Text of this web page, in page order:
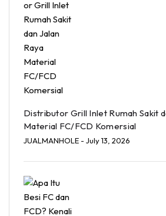
Distributor Grill Inlet Rumah Sakit
Material FC/FCD Komersial
JUALMANHOLE - July 13, 2026